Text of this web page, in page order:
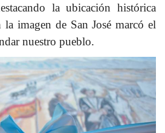
la ubicación histórica
imagen de San José marcó el
nuestro pueblo.